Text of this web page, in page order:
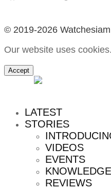
© 2019-2026
Our website uses cookies.
Accept
LATEST
STORIES
VIDEOS
EVENTS
KNOWLEDGE
REVIEWS